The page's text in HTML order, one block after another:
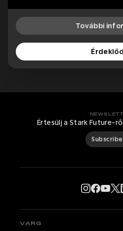
További
Értesülj a Stark Future-
Subscribe
VARG